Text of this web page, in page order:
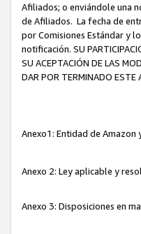
Afiliados; o enviándole una
de Afiliados. La fecha de
por Comisiones Estándar y
notificación. SU
SU ACEPTACIÓN DE LAS
DAR POR TERMINADO ESTE
Anexo1: Entidad de
Anexo 2: Ley aplicable y
Anexo 3: Disposiciones en